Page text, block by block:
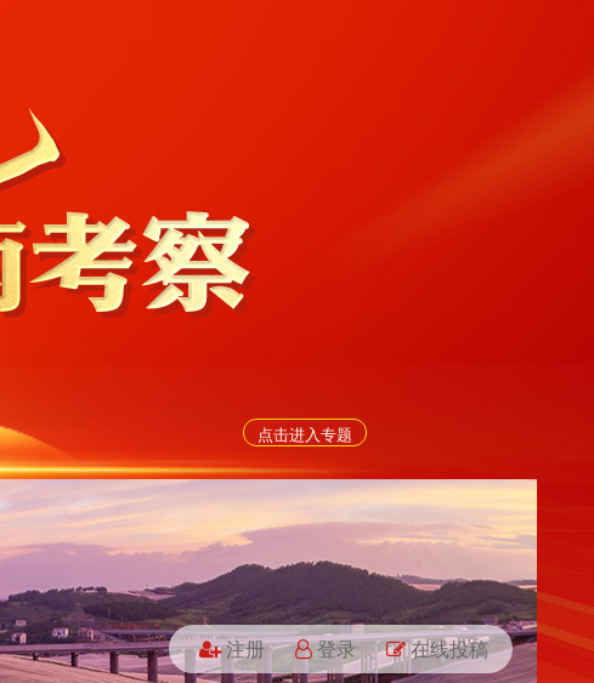
点击进入专题
注册 登录 在线投稿